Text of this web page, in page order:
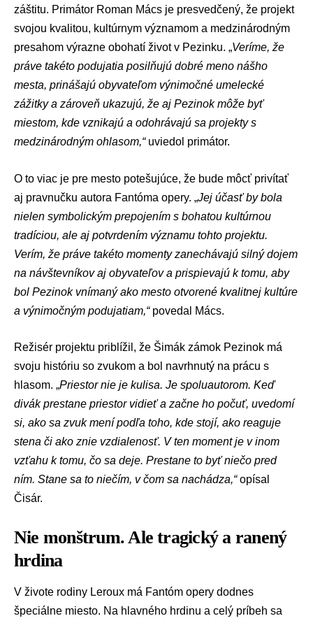
záštitu. Primátor Roman Mács je presvedčený, že projekt
svojou kvalitou, kultúrnym významom a medzinárodným
presahom výrazne obohatí život v Pezinku. „Veríme, že
práve takéto podujatia posilňujú dobré meno nášho
mesta, prinášajú obyvateľom výnimočné umelecké
zážitky a zároveň ukazujú, že aj Pezinok môže byť
miestom, kde vznikajú a odohrávajú sa projekty s
medzinárodným ohlasom,“ uviedol primátor.
O to viac je pre mesto potešujúce, že bude môcť privítať
aj pravnučku autora Fantóma opery. „Jej účasť by bola
nielen symbolickým prepojením s bohatou kultúrnou
tradíciou, ale aj potvrdením významu tohto projektu.
Verím, že práve takéto momenty zanechávajú silný dojem
na návštevníkov aj obyvateľov a prispievajú k tomu, aby
bol Pezinok vnímaný ako mesto otvorené kvalitnej kultúre
a výnimočným podujatiam,“povedal Mács.
Režisér projektu priblížil, že Šimák zámok Pezinok má
svoju históriu so zvukom a bol navrhnutý na prácu s
hlasom. „Priestor nie je kulisa. Je spoluautorom. Keď
divák prestane priestor vidieť a začne ho počuť, uvedomí
si, ako sa zvuk mení podľa toho, kde stojí, ako reaguje
stena či ako znie vzdialenosť. V ten moment je v inom
vzťahu k tomu, čo sa deje. Prestane to byť niečo pred
ním. Stane sa to niečím, v čom sa nachádza,“opísal
Čisár.
Nie monštrum. Ale tragický a ranený
hrdina
V živote rodiny Leroux má Fantóm opery dodnes
špeciálne miesto. Na hlavného hrdinu a celý príbeh sa